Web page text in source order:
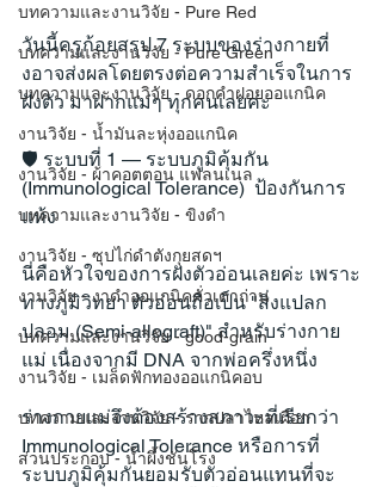
บทความและงานวิจัย - Pure Red
บทความและงานวิจัย - Pure Green
บทความและงานวิจัย - ดอกคำฝอยออแกนิค
งานวิจัย - น้ำมันละหุ่งออแกนิค
งานวิจัย - ผ้าคอตตอน แฟลนเนล
บทความและงานวิจัย - ขิงดำ
งานวิจัย - ซุปไก่ดำตังกุยสดฯ
งานวิจัย - งาดำออแกนิคคั่วเตาถ่าน
บทความและงานวิจัย - good-grain
งานวิจัย - เมล็ดฟักทองออแกนิคอบ
บทความและงานวิจัย - รากปลาไหลเผือก
ส่วนประกอบ - น้ำผึ้งชันโรง
วันนี้ครูก้อยสรุป 7 ระบบของร่างกายที่
งอาจส่งผลโดยตรงต่อความสำเร็จในการ
ฝังตัว มาฝากแม่ๆ ทุกคนเลยค่ะ
🛡️ ระบบที่ 1 — ระบบภูมิคุ้มกัน
(Immunological Tolerance)  ป้องกันการ
แท้ง
นี่คือหัวใจของการฝังตัวอ่อนเลยค่ะ เพราะ
ทางภูมิวิทยา ตัวอ่อนถือเป็น "สิ่งแปลก
ปลอม (Semi-allograft)" สำหรับร่างกาย
แม่ เนื่องจากมี DNA จากพ่อครึ่งหนึ่ง
ร่างกายแม่จึงต้องสร้างสภาวะที่เรียกว่า
Immunological Tolerance หรือการที่
ระบบภูมิคุ้มกันยอมรับตัวอ่อนแทนที่จะ